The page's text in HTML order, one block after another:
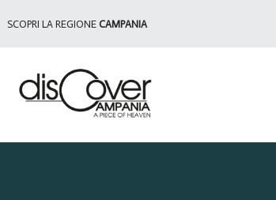
SCOPRI LA REGIONE CAMPANIA